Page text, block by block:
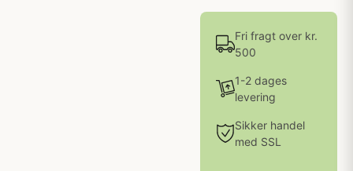
Fri fragt over kr.
500
1-2 dages
levering
Sikker handel
med SSL